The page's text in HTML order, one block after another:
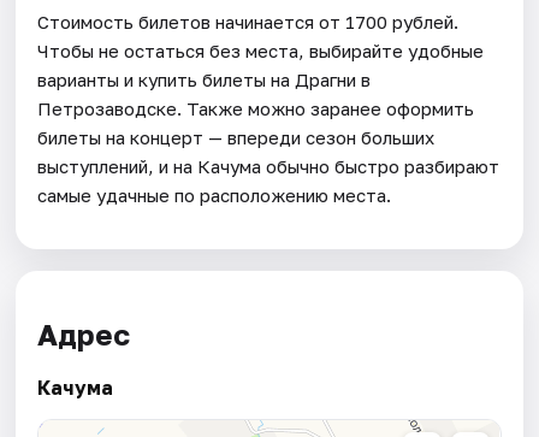
Стоимость билетов начинается от 1700 рублей.
Чтобы не остаться без места, выбирайте удобные
варианты и купить билеты на Драгни в
Петрозаводске. Также можно заранее оформить
билеты на концерт — впереди сезон больших
выступлений, и на Качума обычно быстро разбирают
самые удачные по расположению места.
Адрес
Качума